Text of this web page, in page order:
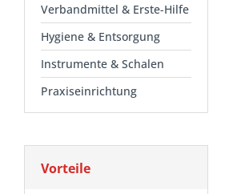
Verbandmittel & Erste-Hilfe
Hygiene & Entsorgung
Instrumente & Schalen
Praxiseinrichtung
Vorteile